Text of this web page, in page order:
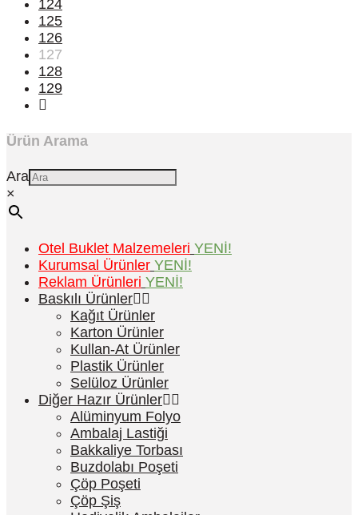
124
125
126
127
128
129
Ürün Arama
Ara
×
Otel Buklet Malzemeleri YENİ!
Kurumsal Ürünler YENİ!
Reklam Ürünleri YENİ!
Baskılı Ürünler
Kağıt Ürünler
Karton Ürünler
Kullan-At Ürünler
Plastik Ürünler
Selüloz Ürünler
Diğer Hazır Ürünler
Alüminyum Folyo
Ambalaj Lastiği
Bakkaliye Torbası
Buzdolabı Poşeti
Çöp Poşeti
Çöp Şiş